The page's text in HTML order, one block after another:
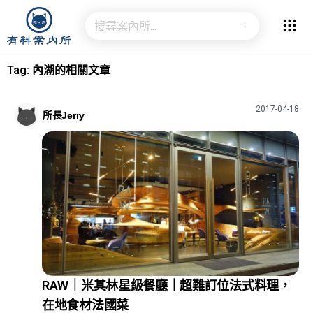
Tag: 內湖的相關文章
所長Jerry
2017-04-18
RAW｜米其林星級餐廳｜超難訂位法式料理，
在地食材法國菜